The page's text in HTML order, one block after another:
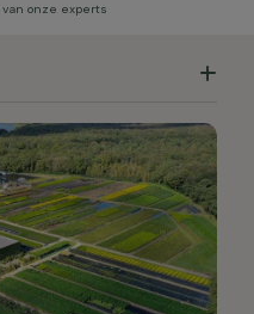
van onze experts